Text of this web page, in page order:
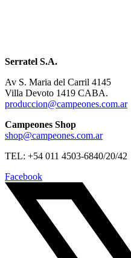
Serratel S.A.
Av S. Maria del Carril 4145
Villa Devoto 1419 CABA.
produccion@campeones.com.ar
Campeones Shop
shop@campeones.com.ar
TEL: +54 011 4503-6840/20/42
Facebook